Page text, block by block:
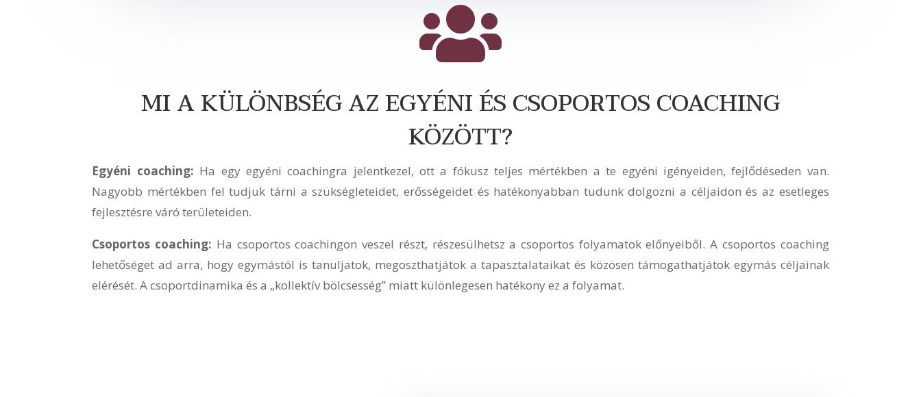

MI A KÜLÖNBSÉG AZ EGYÉNI ÉS CSOPORTOS COACHING
KÖZÖTT?
Egyéni coaching: Ha egy egyéni coachingra jelentkezel, ott a fókusz teljes mértékben a te egyéni igényeiden, fejlődéseden van.
Nagyobb mértékben fel tudjuk tárni a szükségleteidet, erősségeidet és hatékonyabban tudunk dolgozni a céljaidon és az esetleges
fejlesztésre váró területeiden.
Csoportos coaching: Ha csoportos coachingon veszel részt, részesülhetsz a csoportos folyamatok előnyeiből. A csoportos coaching
lehetőséget ad arra, hogy egymástól is tanuljatok, megoszthatjátok a tapasztalataikat és közösen támogathatjátok egymás céljainak
elérését. A csoportdinamika és a „kollektív bölcsesség” miatt különlegesen hatékony ez a folyamat.